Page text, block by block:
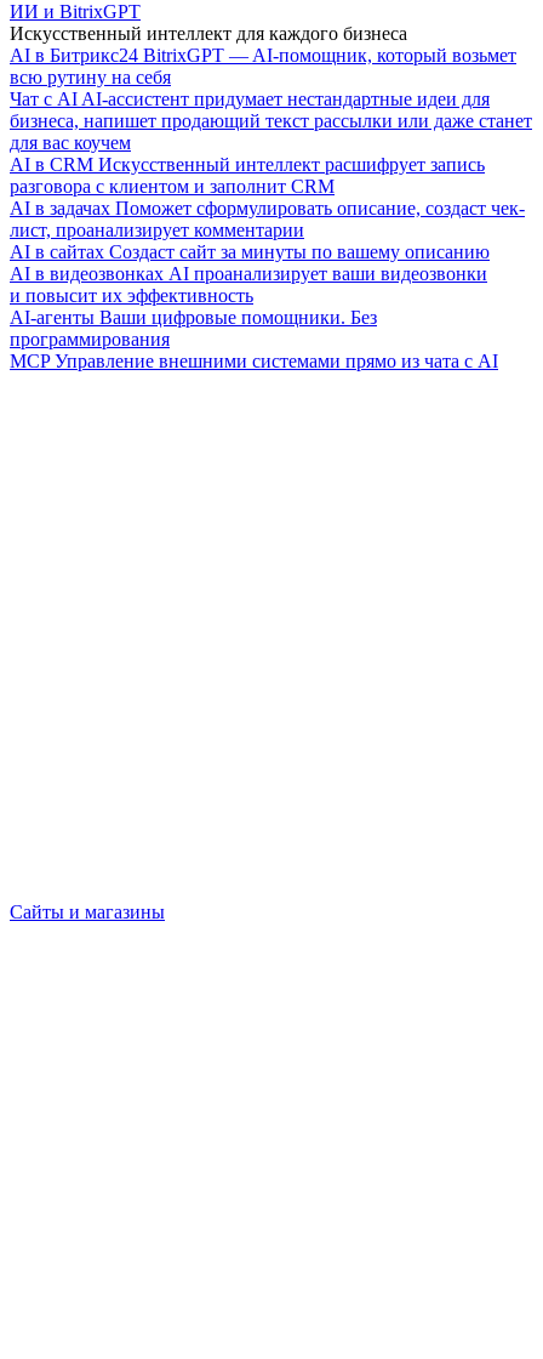
ИИ и BitrixGPT
Искусственный интеллект для каждого бизнеса
AI в Битрикс24 BitrixGPT — AI-помощник, который возьмет
всю рутину на себя
Чат с AI AI-ассистент придумает нестандартные идеи для
бизнеса, напишет продающий текст рассылки или даже станет
для вас коучем
AI в CRM Искусственный интеллект расшифрует запись
разговора с клиентом и заполнит CRM
AI в задачах Поможет сформулировать описание, создаст чек-
лист, проанализирует комментарии
AI в сайтах Создаст сайт за минуты по вашему описанию
AI в видеозвонках AI проанализирует ваши видеозвонки
и повысит их эффективность
AI-агенты Ваши цифровые помощники. Без
программирования
MCP Управление внешними системами прямо из чата с AI
Сайты и магазины